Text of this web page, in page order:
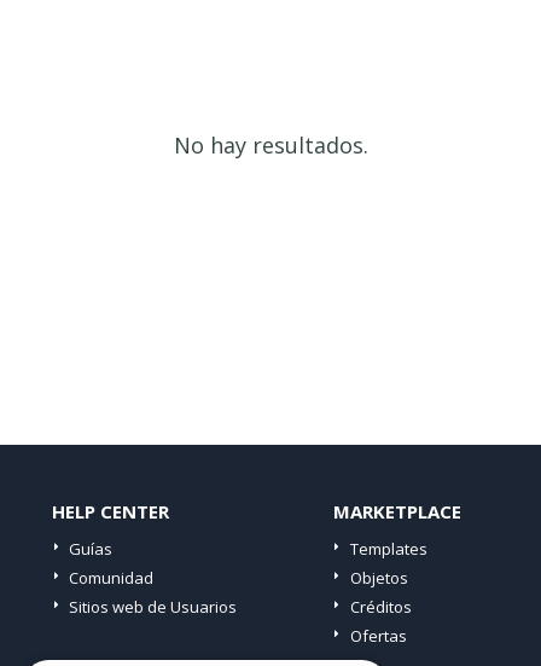
No hay resultados.
HELP CENTER
Guías
Comunidad
Sitios web de Usuarios
MARKETPLACE
Templates
Objetos
Créditos
Ofertas